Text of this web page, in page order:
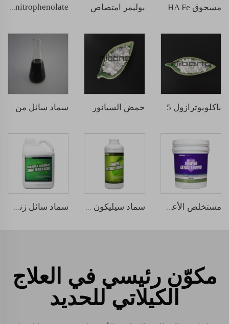
مسحوق EDDHA Fe بوليمر امتصاص مياه خارق بوتاسيوم بولي أكريلات sodium nitrophenolate
مستخلص الأعشاب البحرية السائل الطبيعي سماد سيليكون سائل من الأعشاب البحرية سماد سائل زنك من الأعشاب البحرية
مكوّن رئيسي في العلاج
الكيلاتي للحديد